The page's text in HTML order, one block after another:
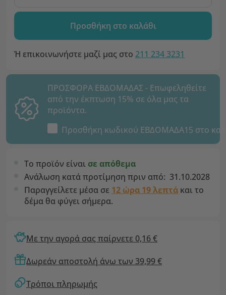
Προσθήκη στο καλάθι
Ή επικοινωνήστε μαζί μας στο 211 234 3231
ΠΡΟΣΦΟΡΑ ΕΒΔΟΜΑΔΑΣ - Επωφεληθείτε
από την έκπτωση 15% σε όλα μας τα
προϊόντα.
Προσθήκη κωδικού ΕΒΔΟΜΑΔΑ15 στο
Το προϊόν είναι σε απόθεμα
Ανάλωση κατά προτίμηση πριν από: 31.10.2028
Παραγγείλετε μέσα σε 12 ώρα 19 λεπτά και το
δέμα θα φύγει σήμερα.
Με την αγορά σας παίρνετε 0,16 €
Δωρεάν αποστολή άνω των 39,99 €
Τρόποι πληρωμής